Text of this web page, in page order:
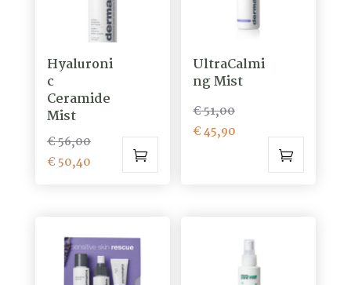
Hyaluroni
c
Ceramide
Mist
€56,00Oorspronkelijke
prijs
€ 50,40Huidige
UltraCalmi
ng Mist
€51,00Oorspronkelijke
prijs
€ 51,00.
€45,90